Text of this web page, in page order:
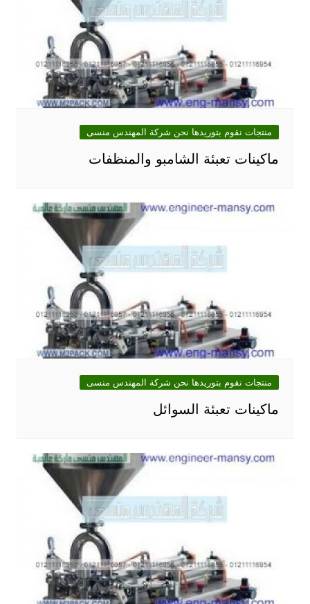
منتجات نقوم بتوريدها نحن شركة المهندس منسى
ماكينات تعبئة الشامبو والمنظفات
منتجات نقوم بتوريدها نحن شركة المهندس منسى
ماكينات تعبئة السوائل